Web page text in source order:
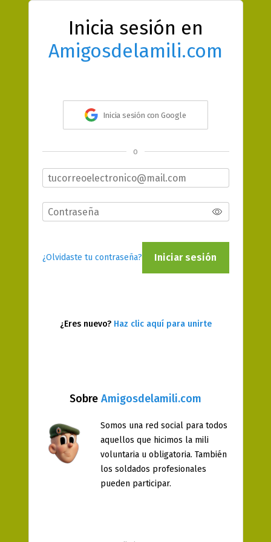
Sobre Amigosdelamili.com
Somos una red social para todos
aquellos que hicimos la mili
voluntaria u obligatoria. También
los soldados profesionales
pueden participar.
Inicia sesión en
Amigosdelamili.com
Inicia sesión con Google
o
¿Olvidaste tu contraseña? Iniciar sesión
¿Eres nuevo? Haz clic aquí para unirte